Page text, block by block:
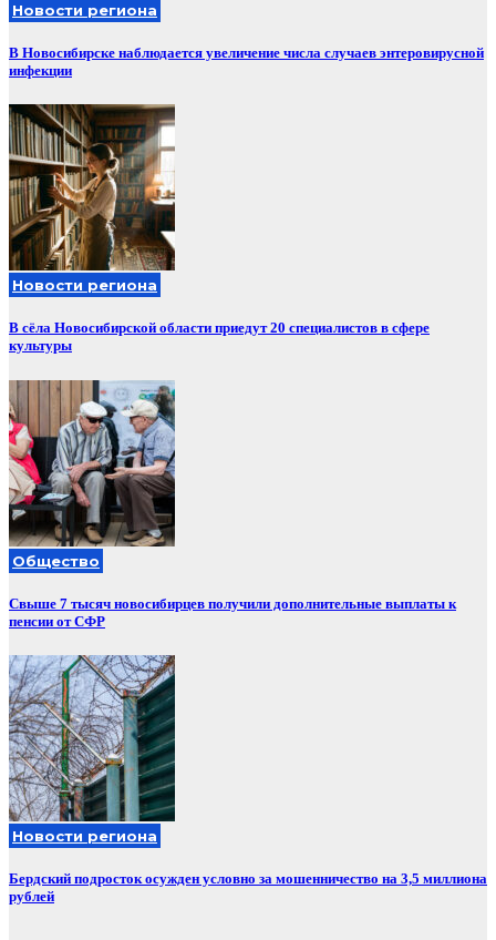
Новости региона
В Новосибирске наблюдается увеличение числа случаев энтеровирусной
инфекции
Новости региона
В сёла Новосибирской области приедут 20 специалистов в сфере
культуры
Общество
Свыше 7 тысяч новосибирцев получили дополнительные выплаты к
пенсии от СФР
Новости региона
Бердский подросток осужден условно за мошенничество на 3,5 миллиона
рублей